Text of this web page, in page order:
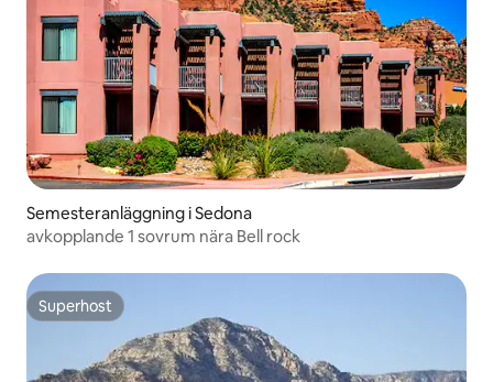
Semesteranläggning i Sedona
avkopplande 1 sovrum nära Bell rock
Superhost
Superhost